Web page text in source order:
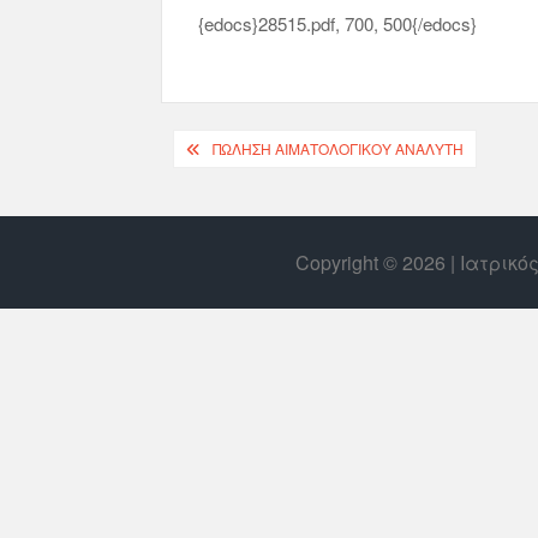
{edocs}28515.pdf, 700, 500{/edocs}
ΠΏΛΗΣΗ ΑΙΜΑΤΟΛΟΓΙΚΟΎ ΑΝΑΛΥΤΉ
Copyright © 2026 |